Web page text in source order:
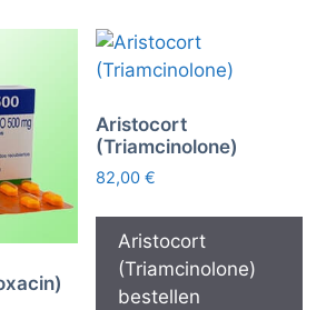
Aristocort
(Triamcinolone)
82,00 €
Aristocort
(Triamcinolone)
bestellen